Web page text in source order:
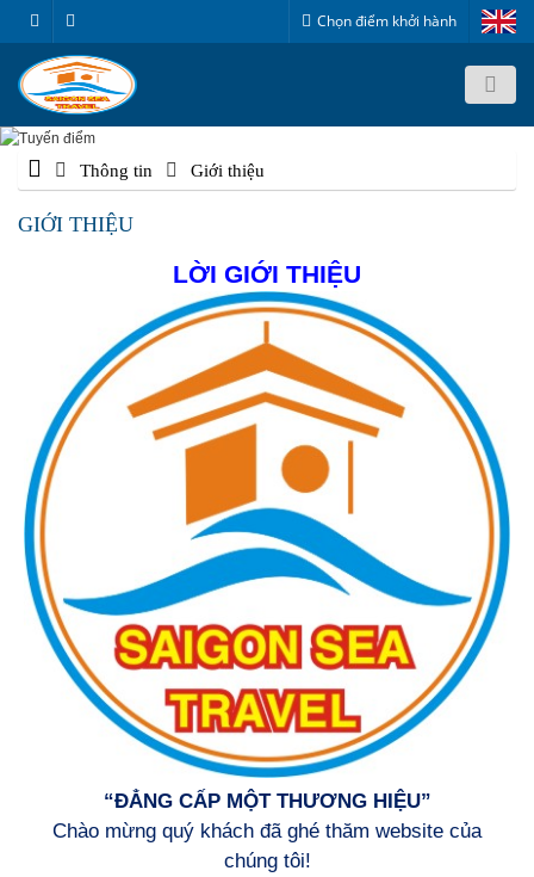
Chọn điểm khởi hành
Thông tin Giới thiệu
GIỚI THIỆU
LỜI GIỚI THIỆU
“ĐẲNG CẤP MỘT THƯƠNG HIỆU”
Chào mừng quý khách đã ghé thăm website của
chúng tôi!